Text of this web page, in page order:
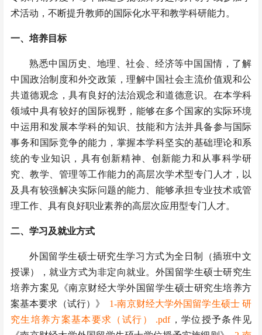
术活动，不断提升教师的国际化水平和教学科研能力。
一、 培养目标
熟悉中国历史、地理、社会、经济等中国国情，了解
中国政治制度和外交政策，理解中国社会主流价值观和公
共道德观念，具有良好的法治观念和道德意识。在本学科
领域中具有较好的国际视野，能够在多个国家的实际环境
中运用和发展本学科的知识、技能和方法并具备参与国际
事务和国际竞争的能力，掌握本学科坚实的基础理论和系
统的专业知识，具有创新精神、创新能力和从事科学研
究、教学、管理等工作能力的高层次学术型专门人才，以
及具有较强解决实际问题的能力、能够承担专业技术或管
理工作、具有良好职业素养的高层次应用型专门人才。
二、 学习及就业方式
外国留学生硕士研究生学习方式为全日制（插班中文
授课），就业方式为非定向就业。外国留学生硕士研究生
培养方案见《南京财经大学外国留学生硕士研究生培养方
案基本要求（试行）》 1-南京财经大学外国留学生硕士 研
究生培养方案基本要求（试行） .pdf，学位授予条件见